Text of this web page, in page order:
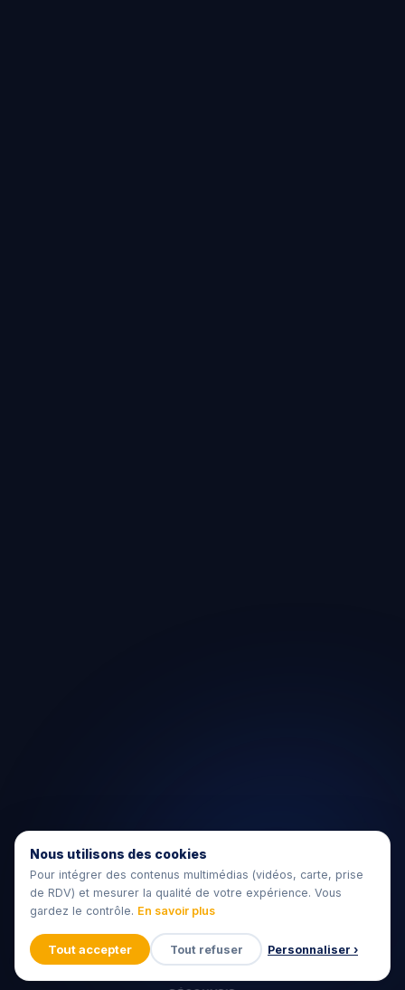
Nous utilisons des cookies
Pour intégrer des contenus multimédias (vidéos, carte, prise
de RDV) et mesurer la qualité de votre expérience. Vous
gardez le contrôle. En savoir plus
Tout accepter Tout refuser Personnaliser ›
🍪